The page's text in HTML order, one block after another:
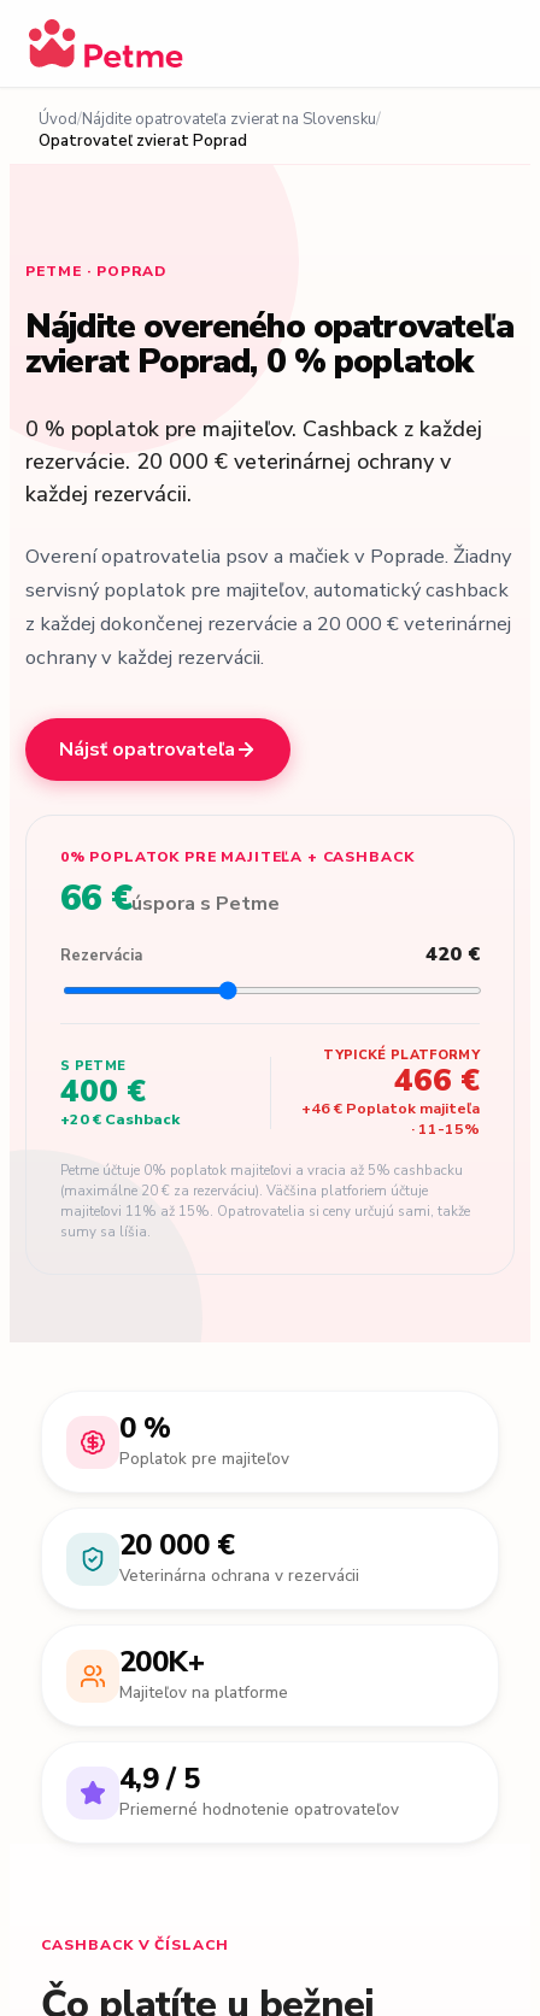
Úvod Nájdite opatrovateľa zvierat na Slovensku
Opatrovateľ zvierat Poprad
PETME · POPRAD
Nájdite overeného opatrovateľa
zvierat Poprad, 0 % poplatok
0 % poplatok pre majiteľov. Cashback z každej
rezervácie. 20 000 € veterinárnej ochrany v
každej rezervácii.
Overení opatrovatelia psov a mačiek v Poprade. Žiadny
servisný poplatok pre majiteľov, automatický cashback
z každej dokončenej rezervácie a 20 000 € veterinárnej
ochrany v každej rezervácii.
Nájsť opatrovateľa
0% POPLATOK PRE MAJITEĽA + CASHBACK
66 €úspora s Petme
Rezervácia 420 €
S PETME
400 €
+20 € Cashback
TYPICKÉ PLATFORMY
466 €
+46 € Poplatok majiteľa
· 11-15%
Petme účtuje 0% poplatok majiteľovi a vracia až 5% cashbacku
(maximálne 20 € za rezerváciu). Väčšina platforiem účtuje
majiteľovi 11% až 15%. Opatrovatelia si ceny určujú sami, takže
sumy sa líšia.
0 %
Poplatok pre majiteľov
20 000 €
Veterinárna ochrana v rezervácii
200K+
Majiteľov na platforme
4,9 / 5
Priemerné hodnotenie opatrovateľov
CASHBACK V ČÍSLACH
Čo platíte u bežnej